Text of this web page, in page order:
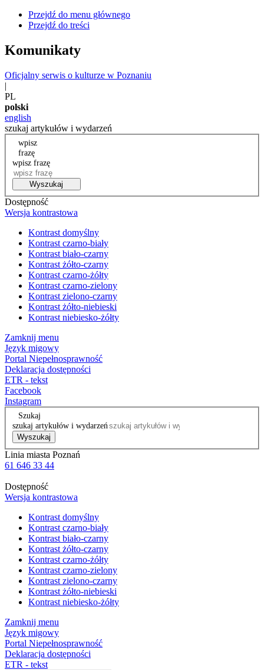
Przejdź do menu głównego
Przejdź do treści
Komunikaty
Oficjalny serwis o kulturze w Poznaniu
|
PL
polski
english
szukaj artykułów i wydarzeń
wpisz
frazę
wpisz frazę
Wyszukaj
Dostępność
Wersja kontrastowa
Kontrast domyślny
Kontrast czarno-biały
Kontrast biało-czarny
Kontrast żółto-czarny
Kontrast czarno-żółty
Kontrast czarno-zielony
Kontrast zielono-czarny
Kontrast żółto-niebieski
Kontrast niebiesko-żółty
Zamknij menu
Język migowy
Portal Niepełnosprawność
Deklaracja dostępności
ETR - tekst
Facebook
Instagram
Szukaj
szukaj artykułów i wydarzeń
Wyszukaj
Linia miasta Poznań
61 646 33 44
Dostępność
Wersja kontrastowa
Kontrast domyślny
Kontrast czarno-biały
Kontrast biało-czarny
Kontrast żółto-czarny
Kontrast czarno-żółty
Kontrast czarno-zielony
Kontrast zielono-czarny
Kontrast żółto-niebieski
Kontrast niebiesko-żółty
Zamknij menu
Język migowy
Portal Niepełnosprawność
Deklaracja dostępności
ETR - tekst